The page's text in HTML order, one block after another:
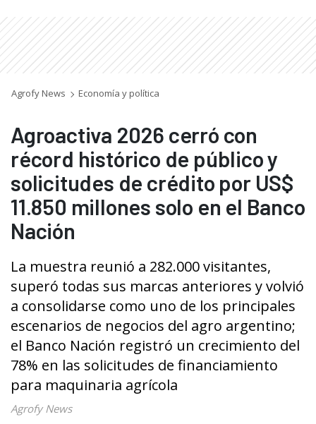
Agrofy News Economía y política
Agroactiva 2026 cerró con
récord histórico de público y
solicitudes de crédito por US$
11.850 millones solo en el Banco
Nación
La muestra reunió a 282.000 visitantes,
superó todas sus marcas anteriores y volvió
a consolidarse como uno de los principales
escenarios de negocios del agro argentino;
el Banco Nación registró un crecimiento del
78% en las solicitudes de financiamiento
para maquinaria agrícola
Agrofy News